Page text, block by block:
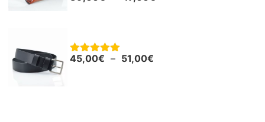
Note5.00
45,00€ – 51,00€